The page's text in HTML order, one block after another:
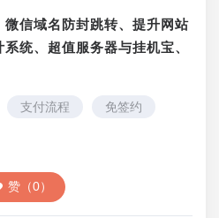
微信域名防封跳转、提升网站
统、超值服务器与挂机宝、
支付流程 免签约
赞（0）